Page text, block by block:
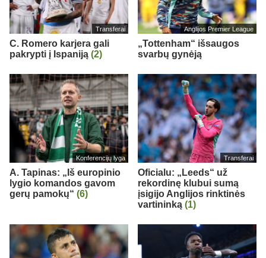
Transferai
C. Romero karjera gali
pakrypti į Ispaniją (2)
Anglijos Premier League
„Tottenham“ išsaugos
svarbų gynėją
Konferencijų lyga
A. Tapinas: „Iš europinio
lygio komandos gavom
gerų pamokų“ (6)
Transferai
Oficialu: „Leeds“ už
rekordinę klubui sumą
įsigijo Anglijos rinktinės
vartininką (1)